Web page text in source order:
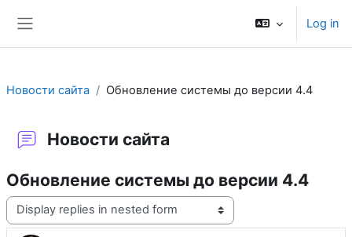
Log in
Новости сайта Обновление системы до версии 4.4
Новости сайта
Обновление системы до версии 4.4
Display mode